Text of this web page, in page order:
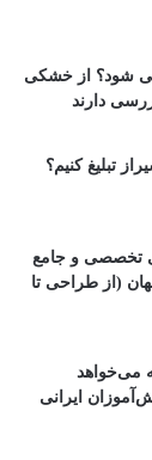
شود؟ از خشکی
دارند
تبلیغ کنیم؟
تخصصی و جامع
(از طراحی تا
می‌خواهد
ایرانی